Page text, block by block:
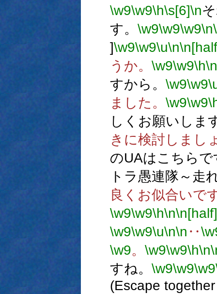
\w9\w9\h\s[6]\n
す。 \w9\w9\w9\n
]\w9\w9\u\n
うか。 \w9\w9\h\n
すから。 \w9\w9
ました。 \w9\w9
しくお願いしま
きに検討しまし
のUAはこちらで
トラ愚連隊～走
良くお似合いで
\w9\w9\h\n\n[half]
\w9\w9\u\n\n ‥
\w9。 \w9\w9\h\n
すね。 \w9\w9\w9
(Escape